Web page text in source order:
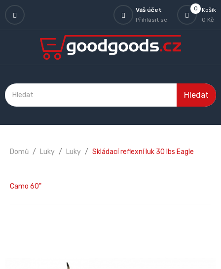
0
Košík
0 Kč
Váš účet
Přihlásit se
Hledat
Domů Luky Luky Skládací reflexní luk 30 lbs Eagle
Camo 60"